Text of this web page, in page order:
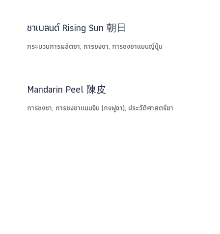
ชาเบลนด์ Rising Sun 朝日
กระบวนการผลิตชา, การชงชา, การชงชาแบบญี่ปุ่น
Mandarin Peel 陳皮
การชงชา, การชงชาแบบจีน (กงฟูฉา), ประวัติศาสตร์ชา